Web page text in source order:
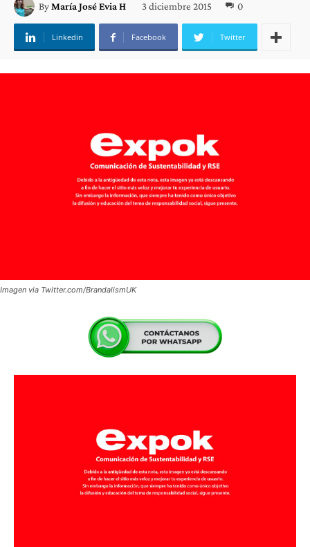
ByMaría José Evia H 3 diciembre 2015 0
Linkedin Facebook Twitter
Imagen via Twitter.com/BrandalismUK